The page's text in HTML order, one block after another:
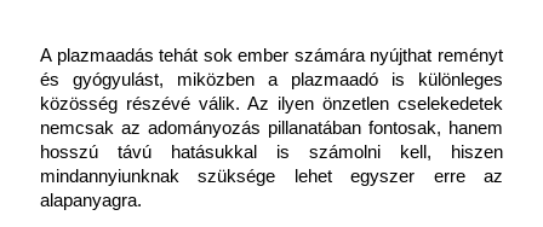
A plazmaadás tehát sok ember számára nyújthat reményt
és gyógyulást, miközben a plazmaadó is különleges
közösség részévé válik. Az ilyen önzetlen cselekedetek
nemcsak az adományozás pillanatában fontosak, hanem
hosszú távú hatásukkal is számolni kell, hiszen
mindannyiunknak szüksége lehet egyszer erre az
alapanyagra.